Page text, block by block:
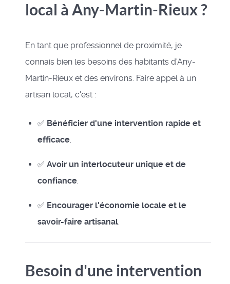
local à Any-Martin-Rieux ?
En tant que professionnel de proximité, je
connais bien les besoins des habitants d'Any-
Martin-Rieux et des environs. Faire appel à un
artisan local, c'est :
✅ Bénéficier d'une intervention rapide et
efficace
✅ Avoir un interlocuteur unique et de
confiance
✅ Encourager l'économie locale et le
savoir-faire artisanal
Besoin d'une intervention